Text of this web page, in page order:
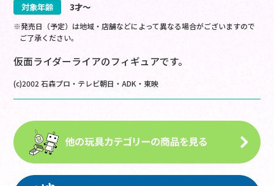
対象年齢
3才～
※発売日（予定）は地域・店舗などによって異なる場合がございますので
ご了承ください。
仮面ライダーライアのフィギュアです。
(c)2002 石森プロ・テレビ朝日・ADK・東映